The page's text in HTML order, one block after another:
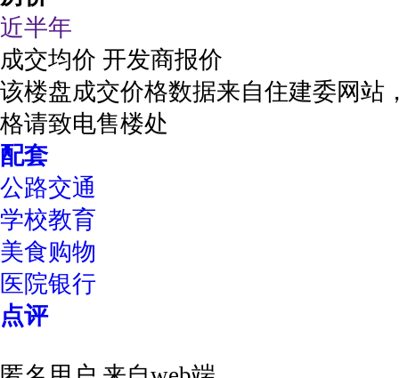
近半年
成交均价 开发商报价
该楼盘成交价格数据来自住建委网站
格请致电售楼处
配套
公路交通
学校教育
美食购物
医院银行
点评